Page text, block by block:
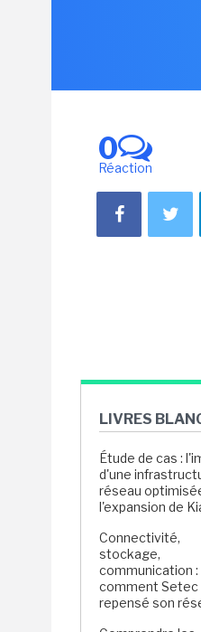
0
Réaction
LIVRES
Étude de cas :
d'une
réseau
l'expansion de
Connectivité,
stockage,
communication :
comment Setec
repensé son